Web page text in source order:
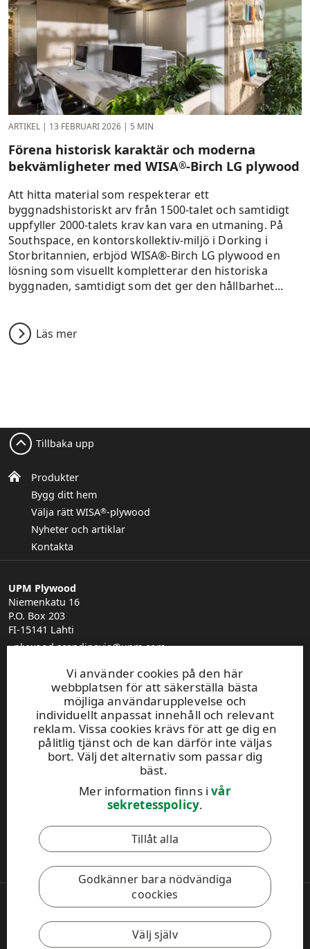
ARTIKEL | 13 FEBRUARI 2026 | 5 MIN
Förena historisk karaktär och moderna
bekvämligheter med WISA®‑Birch LG plywood
Att hitta material som respekterar ett
byggnadshistoriskt arv från 1500‑talet och samtidigt
uppfyller 2000‑talets krav kan vara en utmaning. På
Southspace, en kontorskollektiv‑miljö i Dorking i
Storbritannien, erbjöd WISA®‑Birch LG plywood en
lösning som visuellt kompletterar den historiska
byggnaden, samtidigt som det ger den hållbarhet...
Läs mer
Vi använder cookies på den här
webbplatsen för att säkerställa bästa
möjliga användarupplevelse och
individuellt anpassat innehåll och relevant
reklam. Vissa cookies krävs för att ge dig en
pålitlig tjänst och de kan därför inte väljas
bort. Välj det alternativ som passar dig
bäst.
Mer information finns ivår
sekretesspolicy.
Tillåt alla
Godkänner bara nödvändiga
coockies
Välj själv
Produkter
Bygg ditt hem
Välja rätt WISA®-plywood
Nyheter och artiklar
Kontakta
Tillbaka upp
UPM Plywood
Niemenkatu 16
P.O. Box 203
FI-15141 Lahti
plywood.scandinavia@upm.com
General Sales Conditions
UPM Code of Conduct
Bild galleri
Prenumerera på WISA-nyhetsbrevet!
Denna webbplats skyddas av reCAPTCHA och
sekretesspolicyochanvändarvillkorgäller.
Copyright © 2026 UPM
UPM Global
Legal Notice